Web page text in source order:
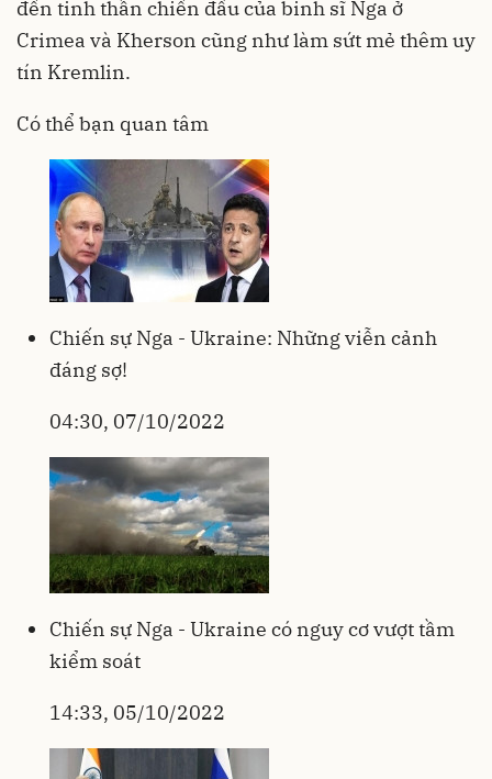
đến tinh thần chiến đấu của binh sĩ Nga ở
Crimea và Kherson cũng như làm sứt mẻ thêm uy
tín Kremlin.
Có thể bạn quan tâm
Chiến sự Nga - Ukraine: Những viễn cảnh
đáng sợ!
04:30, 07/10/2022
Chiến sự Nga - Ukraine có nguy cơ vượt tầm
kiểm soát
14:33, 05/10/2022